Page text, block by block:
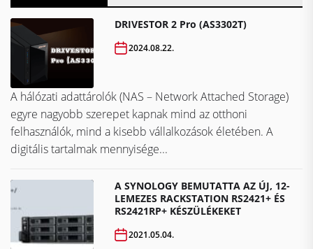
DRIVESTOR 2 Pro (AS3302T)
2024.08.22.
A hálózati adattárolók (NAS – Network Attached Storage)
egyre nagyobb szerepet kapnak mind az otthoni
felhasználók, mind a kisebb vállalkozások életében. A
digitális tartalmak mennyisége...
A SYNOLOGY BEMUTATTA AZ ÚJ, 12-
LEMEZES RACKSTATION RS2421+ ÉS
RS2421RP+ KÉSZÜLÉKEKET
2021.05.04.